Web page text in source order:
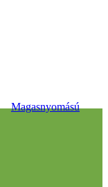
Magasnyomású